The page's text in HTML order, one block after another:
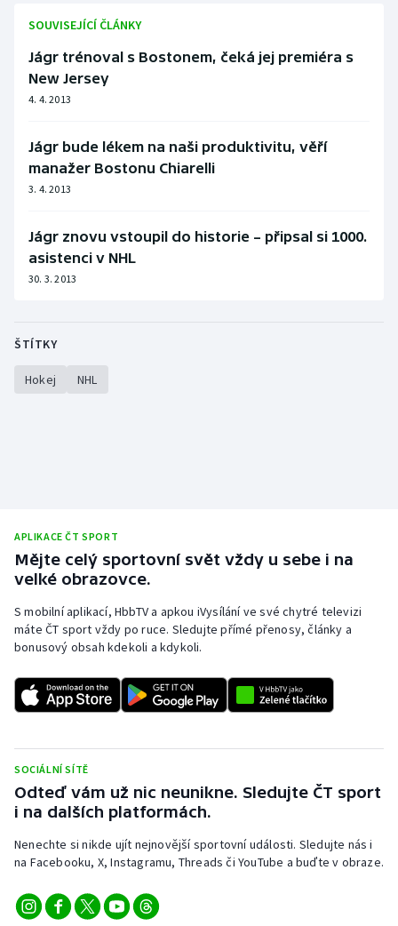
SOUVISEJÍCÍ ČLÁNKY
Jágr trénoval s Bostonem, čeká jej premiéra s
New Jersey
4. 4. 2013
Jágr bude lékem na naši produktivitu, věří
manažer Bostonu Chiarelli
3. 4. 2013
Jágr znovu vstoupil do historie – připsal si 1000.
asistenci v NHL
30. 3. 2013
ŠTÍTKY
Hokej NHL
APLIKACE ČT SPORT
Mějte celý sportovní svět vždy u sebe i na
velké obrazovce.
S mobilní aplikací, HbbTV a apkou iVysílání ve své chytré televizi
máte ČT sport vždy po ruce. Sledujte přímé přenosy, články a
bonusový obsah kdekoli a kdykoli.
SOCIÁLNÍ SÍTĚ
Odteď vám už nic neunikne. Sledujte ČT sport
i na dalších platformách.
Nenechte si nikde ujít nejnovější sportovní události. Sledujte nás i
na Facebooku, X, Instagramu, Threads či YouTube a buďte v obraze.